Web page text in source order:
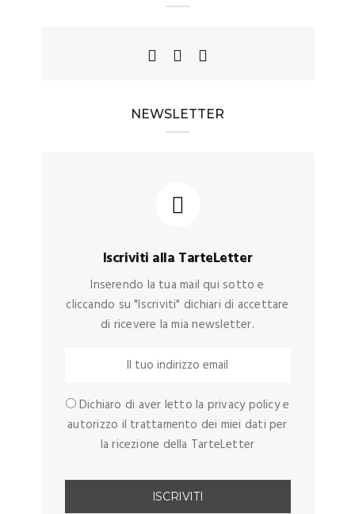
NEWSLETTER
Iscriviti alla TarteLetter
Inserendo la tua mail qui sotto e
cliccando su "Iscriviti" dichiari di accettare
di ricevere la mia newsletter.
Dichiaro di aver letto la privacy policy e
autorizzo il trattamento dei miei dati per
la ricezione della TarteLetter